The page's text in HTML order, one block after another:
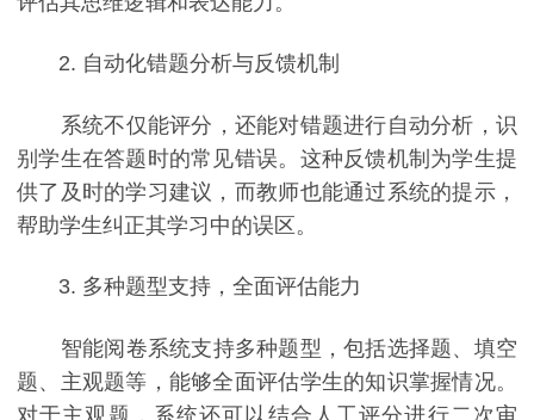
2. 自动化错题分析与反馈机制
系统不仅能评分，还能对错题进行自动分析，识
别学生在答题时的常见错误。这种反馈机制为学生提
供了及时的学习建议，而教师也能通过系统的提示，
帮助学生纠正其学习中的误区。
3. 多种题型支持，全面评估能力
智能阅卷系统支持多种题型，包括选择题、填空
题、主观题等，能够全面评估学生的知识掌握情况。
对于主观题，系统还可以结合人工评分进行二次审